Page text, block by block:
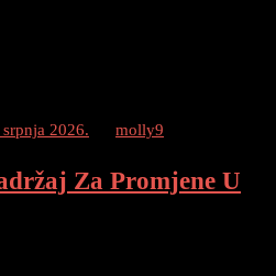
srpnja 2026. molly9
Za Promjene U